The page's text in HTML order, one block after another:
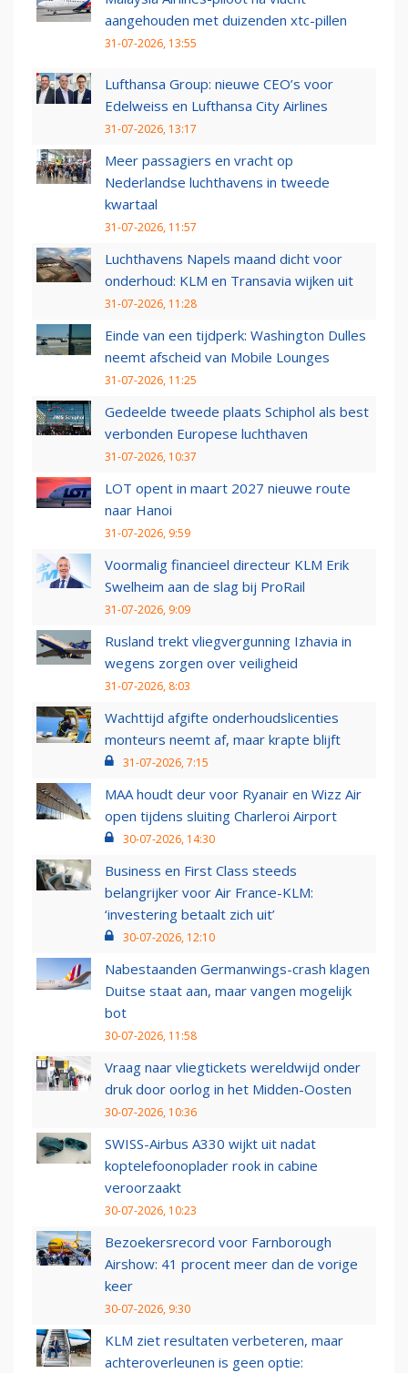
aangehouden met duizenden xtc-pillen
31-07-2026, 13:55
Lufthansa Group: nieuwe CEO’s voor
Edelweiss en Lufthansa City Airlines
31-07-2026, 13:17
Meer passagiers en vracht op
Nederlandse luchthavens in tweede
kwartaal
31-07-2026, 11:57
Luchthavens Napels maand dicht voor
onderhoud: KLM en Transavia wijken uit
31-07-2026, 11:28
Einde van een tijdperk: Washington Dulles
neemt afscheid van Mobile Lounges
31-07-2026, 11:25
Gedeelde tweede plaats Schiphol als best
verbonden Europese luchthaven
31-07-2026, 10:37
LOT opent in maart 2027 nieuwe route
naar Hanoi
31-07-2026, 9:59
Voormalig financieel directeur KLM Erik
Swelheim aan de slag bij ProRail
31-07-2026, 9:09
Rusland trekt vliegvergunning Izhavia in
wegens zorgen over veiligheid
31-07-2026, 8:03
Wachttijd afgifte onderhoudslicenties
monteurs neemt af, maar krapte blijft
31-07-2026, 7:15
MAA houdt deur voor Ryanair en Wizz Air
open tijdens sluiting Charleroi Airport
30-07-2026, 14:30
Business en First Class steeds
belangrijker voor Air France-KLM:
‘investering betaalt zich uit’
30-07-2026, 12:10
Nabestaanden Germanwings-crash klagen
Duitse staat aan, maar vangen mogelijk
bot
30-07-2026, 11:58
Vraag naar vliegtickets wereldwijd onder
druk door oorlog in het Midden-Oosten
30-07-2026, 10:36
SWISS-Airbus A330 wijkt uit nadat
koptelefoonoplader rook in cabine
veroorzaakt
30-07-2026, 10:23
Bezoekersrecord voor Farnborough
Airshow: 41 procent meer dan de vorige
keer
30-07-2026, 9:30
KLM ziet resultaten verbeteren, maar
achteroverleunen is geen optie: